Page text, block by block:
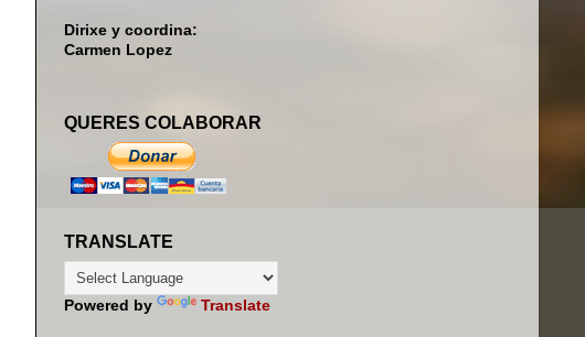
Dirixe y coordina:
Carmen Lopez
QUERES COLABORAR
TRANSLATE
Powered by Translate